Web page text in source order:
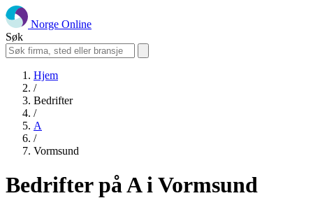
Norge Online
Søk
Hjem
/
Bedrifter
/
A
/
Vormsund
Bedrifter på A i Vormsund